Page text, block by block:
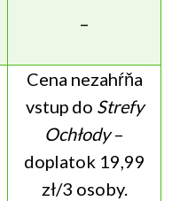
–
Cena nezahŕňa
vstup do Strefy
Ochłody–
doplatok 19,99
zł/3 osoby.